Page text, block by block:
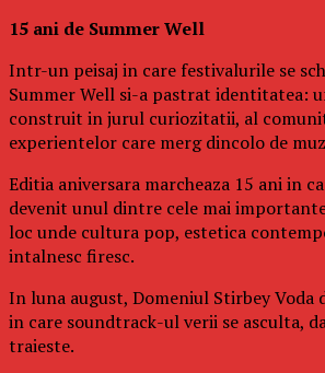
15 ani de Summer Well
Intr-un peisaj in care festivalurile se
Summer Well si-a pastrat identitatea:
construit in jurul curiozitatii, al
experientelor care merg dincolo de
Editia aniversara marcheaza 15 ani in
devenit unul dintre cele mai
loc unde cultura pop, estetica
intalnesc firesc.
In luna august, Domeniul Stirbey Voda
in care soundtrack-ul verii se asculta,
traieste.